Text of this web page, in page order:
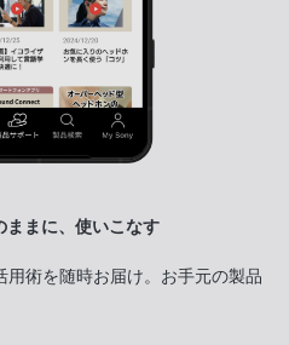
ままに、使いこなす
術を随時お届け。お手元の製品